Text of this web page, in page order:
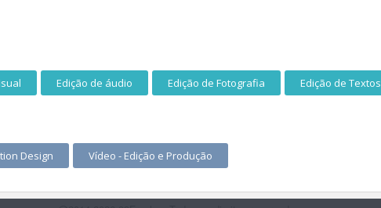
Edição de áudio Edição de Fotografia Edição de Textos
Design Vídeo - Edição e Produção